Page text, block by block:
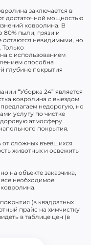
заключается в
достаточной мощностью
ковролина. В
80% пыли, грязи и
остаются невидимыми, но
Только
с использованием
способна
глубине покрытия
“Уборка 24” является
ковролина с выездом
недорогую, но
услугу по чистке
атмосферу
покрытия.
от сложных въевшихся
животных и освежить
на объекте заказчика,
необходимое
(в квадратных
прайс на химчистку
в таблице цен (в